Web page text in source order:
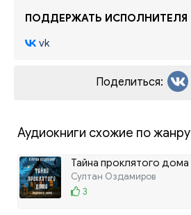
ПОДДЕРЖАТЬ ИСПОЛНИТЕЛЯ
vk
Поделиться:
Аудиокниги схожие по жанру
Тайна проклятого дома
Султан Оздамиров
3